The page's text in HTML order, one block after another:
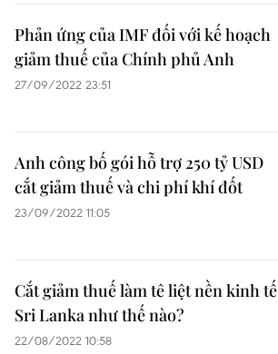
Phản ứng của IMF đối với kế hoạch
giảm thuế của Chính phủ Anh
27/09/2022 23:51
Anh công bố gói hỗ trợ 250 tỷ USD
cắt giảm thuế và chi phí khí đốt
23/09/2022 11:05
Cắt giảm thuế làm tê liệt nền kinh tế
Sri Lanka như thế nào?
22/08/2022 10:58